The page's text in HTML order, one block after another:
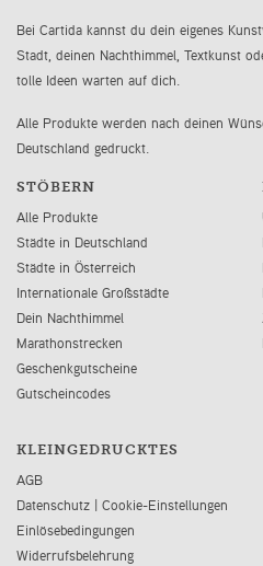
Bei Cartida kannst du dein eigenes
Stadt, deinen Nachthimmel, Textkunst
tolle Ideen warten auf dich.
Alle Produkte werden nach deinen
Deutschland gedruckt.
STÖBERN
Alle Produkte
Städte in Deutschland
Städte in Österreich
Internationale Großstädte
Dein Nachthimmel
Marathonstrecken
Geschenkgutscheine
Gutscheincodes
KLEINGEDRUCKTES
AGB
Datenschutz | Cookie-Einstellungen
Einlösebedingungen
Widerrufsbelehrung